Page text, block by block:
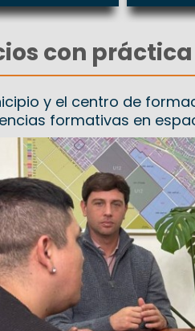
con
y el centro de
formativas en